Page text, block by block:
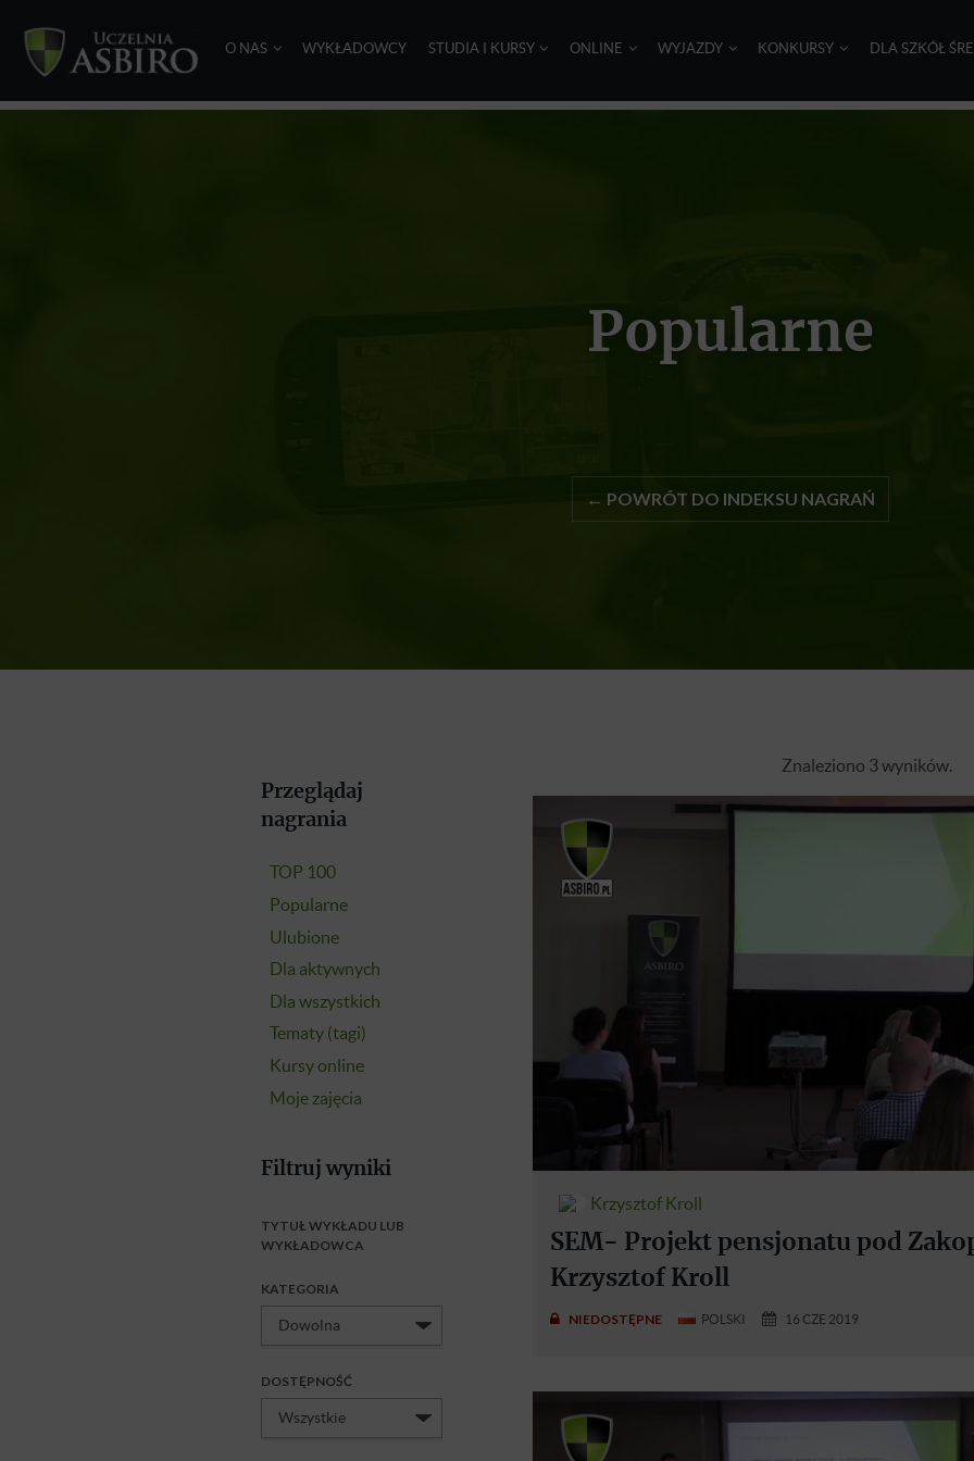
O NAS WYKŁADOWCY STUDIA I KURSY ONLINE WYJAZDY KONKURSY DLA SZKÓŁ
Popularne
← POWRÓT DO INDEKSU NAGRAŃ
Przeglądaj
nagrania
TOP 100
Popularne
Ulubione
Dla aktywnych
Dla wszystkich
Tematy (tagi)
Kursy online
Moje zajęcia
Filtruj wyniki
TYTUŁ WYKŁADU LUB
WYKŁADOWCA
KATEGORIA
DOSTĘPNOŚĆ
Znaleziono 3 wyników.
Krzysztof Kroll
SEM- Projekt pensjonatu pod
Krzysztof Kroll
NIEDOSTĘPNE POLSKI 16 CZE 2019